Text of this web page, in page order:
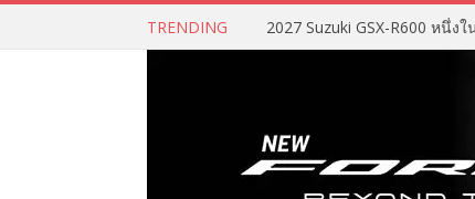
TRENDING 2027 Suzuki GSX-R600 หนึ่ง